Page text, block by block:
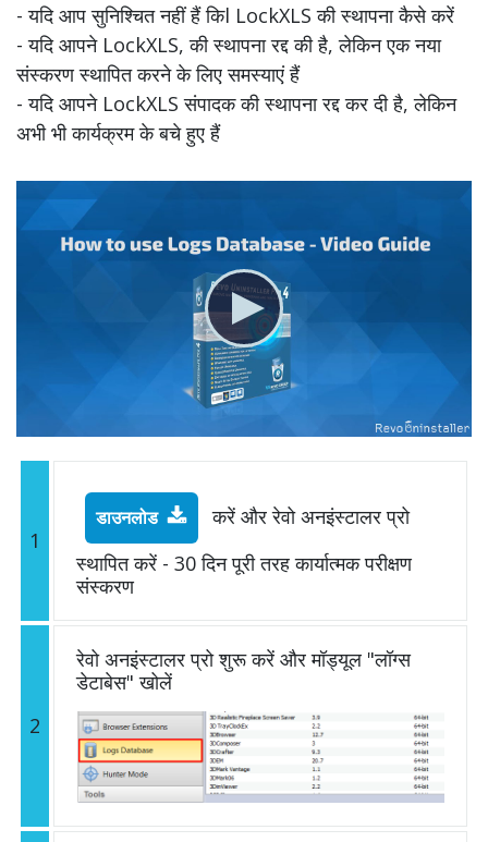
- यदि आप सुनिश्चित नहीं हैं किl LockXLS की स्थापना कैसे करें
- यदि आपने LockXLS, की स्थापना रद्द की है, लेकिन एक नया
संस्करण स्थापित करने के लिए समस्याएं हैं
- यदि आपने LockXLS संपादक की स्थापना रद्द कर दी है, लेकिन
अभी भी कार्यक्रम के बचे हुए हैं
1
डाउनलोड
करें और रेवो अनइंस्टालर प्रो
स्थापित करें - 30 दिन पूरी तरह कार्यात्मक परीक्षण
संस्करण
2
रेवो अनइंस्टालर प्रो शुरू करें और मॉड्यूल "लॉग्स
डेटाबेस" खोलें